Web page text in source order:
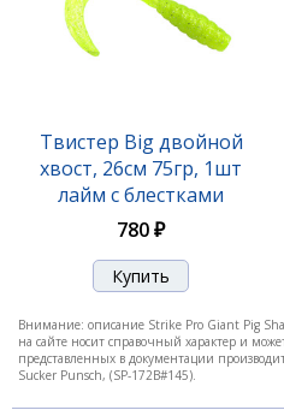
26см
Твистер Big двойной
хвост, 26см 75гр, 1шт
лайм с блестками
780 ₽
Внимание: описание Strike Pro Giant Pig
на сайте носит справочный характер и
представленных в документации
Sucker Punsch, (SP-172B#145).